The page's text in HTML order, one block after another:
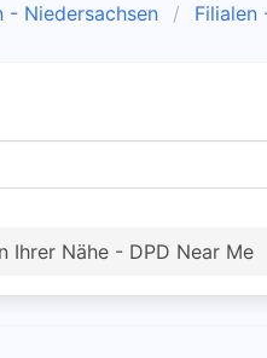
- Niedersachsen Filialen
Ihrer Nähe - DPD Near Me